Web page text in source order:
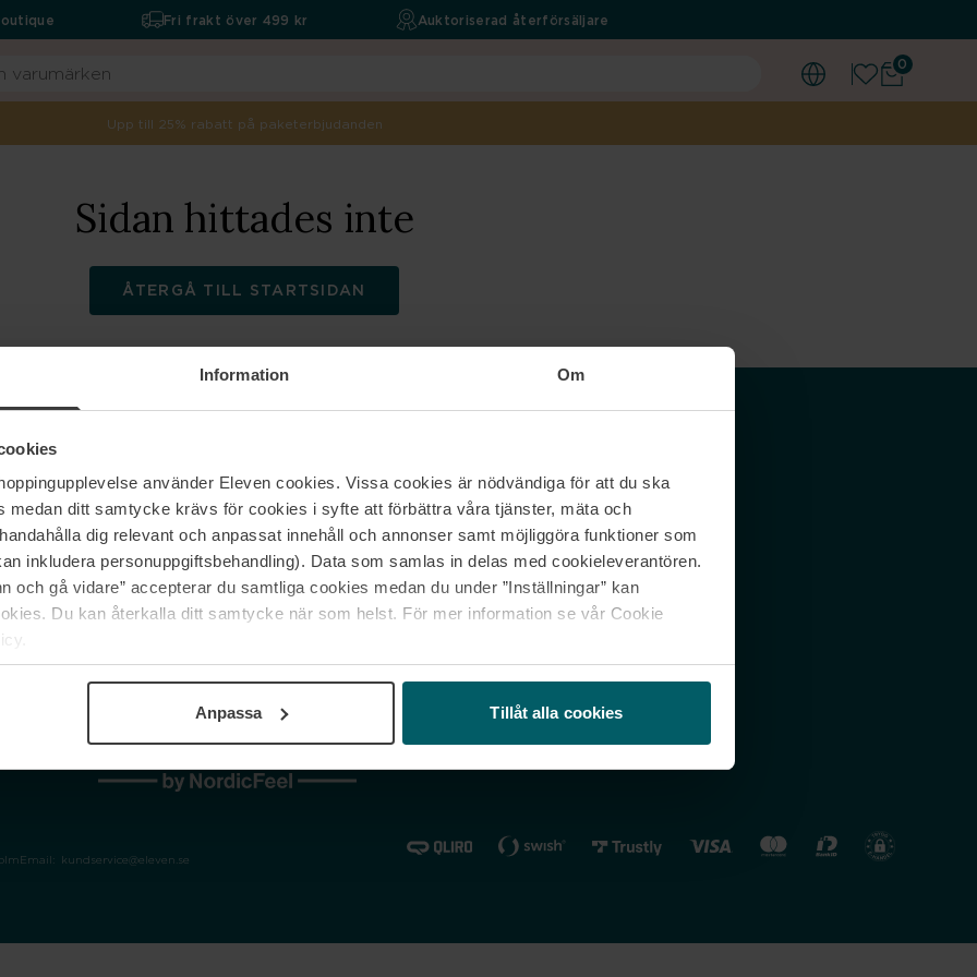
Information Om
använder Eleven cookies. Vissa cookies är nödvändiga för att du ska
medan ditt samtycke krävs för cookies i syfte att förbättra våra tjänster, mäta och
dig relevant och anpassat innehåll och annonser samt möjliggöra funktioner som
inkludera personuppgiftsbehandling). Data som samlas in delas med cookieleverantören.
och gå vidare” accepterar du samtliga cookies medan du under ”Inställningar” kan
Du kan återkalla ditt samtycke när som helst. För mer information se vår Cookie
Anpassa Tillåt alla cookies
0
Fri frakt över 499 kr Auktoriserad återförsäljare
Upp till 25% rabatt på paketerbjudanden
Sidan hittades inte
ÅTERGÅ TILL STARTSIDAN
Om oss
Jobba hos oss
Våra varumärken
Kontakta oss
Vanliga frågor & svar
Spåra min beställning
reklamationer
Nordicfeel SE
Nordicfeel FI
Nordicfeel NO
Email: kundservice@eleven.se